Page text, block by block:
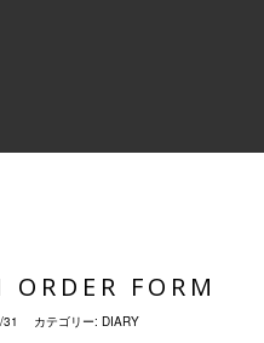
FORM
カテゴリー: DIARY